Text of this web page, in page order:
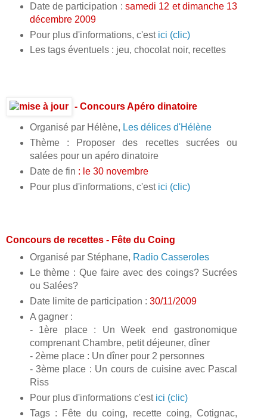
Date de participation : samedi 12 et dimanche 13
décembre 2009
Pour plus d'informations, c'est ici (clic)
Les tags éventuels : jeu, chocolat noir, recettes
- Concours Apéro dinatoire
Organisé par Hélène, Les délices d'Hélène
Thème : Proposer des recettes sucrées ou
salées pour un apéro dinatoire
Date de fin : le 30 novembre
Pour plus d'informations, c'est ici (clic)
Concours de recettes - Fête du Coing
Organisé par Stéphane, Radio Casseroles
Le thème : Que faire avec des coings? Sucrées
ou Salées?
Date limite de participation : 30/11/2009
A gagner :
- 1ère place : Un Week end gastronomique
comprenant Chambre, petit déjeuner, dîner
- 2ème place : Un dîner pour 2 personnes
- 3ème place : Un cours de cuisine avec Pascal
Riss
Pour plus d'informations c'est ici (clic)
Tags : Fête du coing, recette coing, Cotignac,